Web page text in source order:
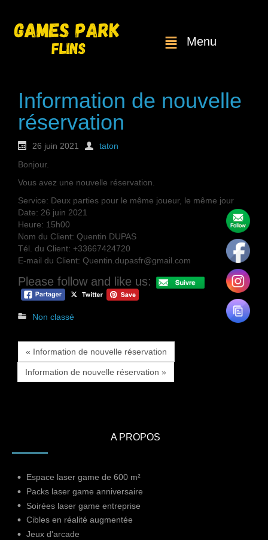
Menu
Information de nouvelle
réservation
26 juin 2021
taton
Bonjour.
Vous avez une nouvelle réservation.
Service: Deux parties pour le même joueur, le même jour
Date: 26 juin 2021
Heure: 15h00
Nom du Client: Quentin DUPAS
Tél. du Client: +33667424720
E-mail du Client: Quentin.dupasfr@gmail.com
Please follow and like us:
Non classé
« Information de nouvelle réservation
Information de nouvelle réservation »
A PROPOS
Espace laser game de 600 m²
Packs laser game anniversaire
Soirées laser game entreprise
Cibles en réalité augmentée
Jeux d'arcade